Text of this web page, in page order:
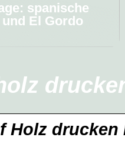
spanische
El Gordo
Holz drucken